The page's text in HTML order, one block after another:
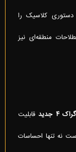
دستوری کلاسیک را
منطقه‌ای نیز
جدید
قابلیت
نه تنها احساسات